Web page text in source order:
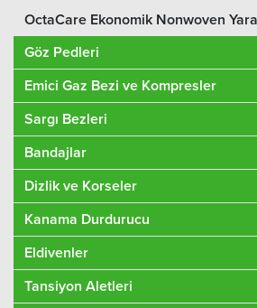
OctaCare Ekonomik Nonwoven
Göz Pedleri
Emici Gaz Bezi ve Kompresler
Sargı Bezleri
Bandajlar
Dizlik ve Korseler
Kanama Durdurucu
Eldivenler
Tansiyon Aletleri